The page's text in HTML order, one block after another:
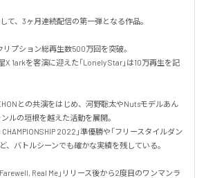
て、3ヶ月連続配信の第一弾となる作品。
リプション総再生数500万回を突破。
X 1arkを客演に迎えた「Lonely Star」は10万再生を記
との共演をはじめ、河野聡太やNutsモデルあん
ルの垣根を越えた活動を展開。
CHAMPIONSHIP 2022」準優勝や「フリースタイルダン
、バトルシーンでも確かな実績を残している。
Real Me」リリース後から2度目のワンマンラ